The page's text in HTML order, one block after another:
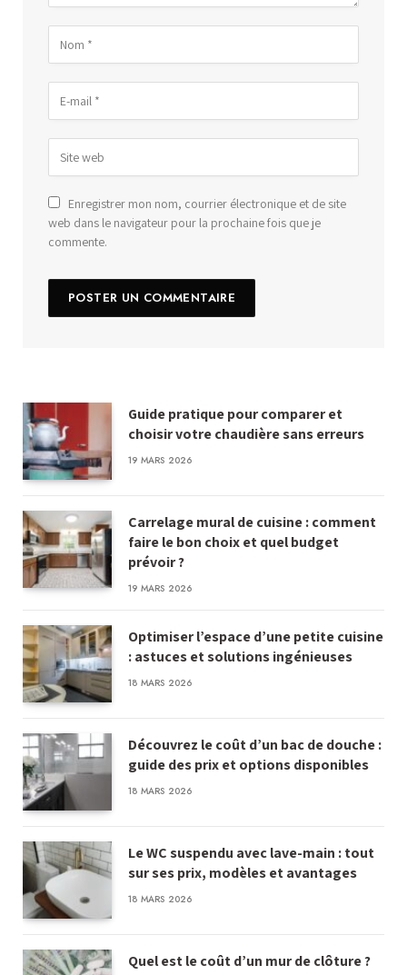
Enregistrer mon nom, courrier électronique et de site
web dans le navigateur pour la prochaine fois que je
commente.
Guide pratique pour comparer et
choisir votre chaudière sans erreurs
19 MARS 2026
Carrelage mural de cuisine : comment
faire le bon choix et quel budget
prévoir ?
19 MARS 2026
Optimiser l’espace d’une petite cuisine
: astuces et solutions ingénieuses
18 MARS 2026
Découvrez le coût d’un bac de douche :
guide des prix et options disponibles
18 MARS 2026
Le WC suspendu avec lave-main : tout
sur ses prix, modèles et avantages
18 MARS 2026
Quel est le coût d’un mur de clôture ?